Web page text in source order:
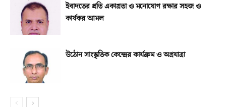
ইবাদতের প্রতি একাগ্রতা ও মনোযোগ রক্ষার সহজ ও
কার্যকর আমল
উঠোন সাংস্কৃতিক কেন্দ্রের কার্যক্রম ও অগ্রযাত্রা